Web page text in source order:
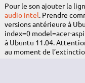
Pour le son ajouter la
audio intel . Prendre
versions antérieure à
index=0 model=acer-
à Ubuntu 11.04.
au moment de